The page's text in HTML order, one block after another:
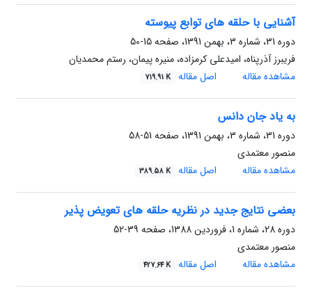
آشنایی با حلقه های توابع پیوسته
دوره 31، شماره 3، بهمن 1391، صفحه
15-50
فریبرز آذرپناه، امیدعلی کرمزاده، منیره پیمان، رستم محمدیان
مشاهده مقاله
اصل مقاله 719.91 K
به یاد جان دانس
دوره 31، شماره 3، بهمن 1391، صفحه
51-58
منصور معتمدی
مشاهده مقاله
اصل مقاله 389.58 K
بعضی نتایج جدید در نظریه حلقه های تعویض پذیر
دوره 28، شماره 1، فروردین 1388، صفحه
39-52
منصور معتمدی
مشاهده مقاله
اصل مقاله 427.64 K